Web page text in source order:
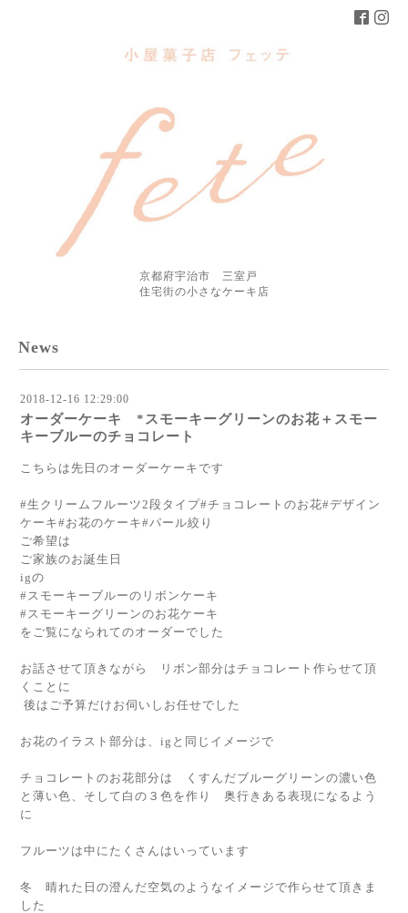
京都府宇治市 三室戸
住宅街の小さなケーキ店
News
2018-12-16 12:29:00
オーダーケーキ *スモーキーグリーンのお花＋スモー
キーブルーのチョコレート
こちらは先日のオーダーケーキです
#生クリームフルーツ2段タイプ#チョコレートのお花#デザイン
ケーキ#お花のケーキ#パール絞り
ご希望は
ご家族のお誕生日
igの
#スモーキーブルーのリボンケーキ
#スモーキーグリーンのお花ケーキ
をご覧になられてのオーダーでした
お話させて頂きながら リボン部分はチョコレート作らせて頂
くことに
後はご予算だけお伺いしお任せでした
お花のイラスト部分は、igと同じイメージで
チョコレートのお花部分は くすんだブルーグリーンの濃い色
と薄い色、そして白の３色を作り 奥行きある表現になるよう
に
フルーツは中にたくさんはいっています
冬 晴れた日の澄んだ空気のようなイメージで作らせて頂きま
した